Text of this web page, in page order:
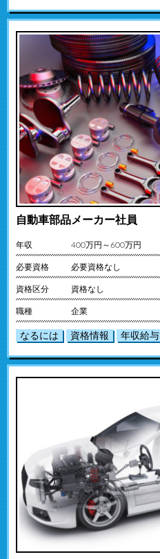
自動車部品メーカー社員
年収 400万円～600万円
必要資格 必要資格なし
資格区分 資格なし
職種 企業
なるには 資格情報 年収給与